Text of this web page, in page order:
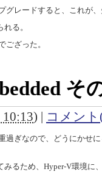
グレードすると、これが
る。
ござった。
そ
) コメント
過ぎなので、どうにかせ
みるため、Hyper-V環境に